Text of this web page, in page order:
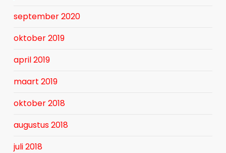
september 2020
oktober 2019
april 2019
maart 2019
oktober 2018
augustus 2018
juli 2018